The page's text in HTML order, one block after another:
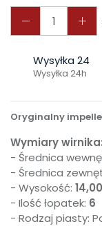
Wysyłka 24
Wysyłka 24h
Oryginalny
Wymiary wirnika:
- Średnica
- Średnica
- Wysokość:
- Ilość łopatek: 6
- Rodzaj piasty: